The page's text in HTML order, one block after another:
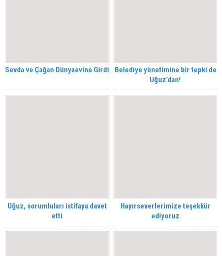
Sevda ve Çağan Dünyaevine Girdi
Belediye yönetimine bir tepki de
Uğuz’dan!
Uğuz, sorumluları istifaya davet
etti
Hayırseverlerimize teşekkür
ediyoruz